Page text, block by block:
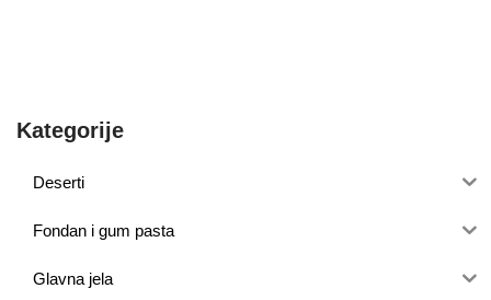
Kategorije
Deserti
Fondan i gum pasta
Glavna jela